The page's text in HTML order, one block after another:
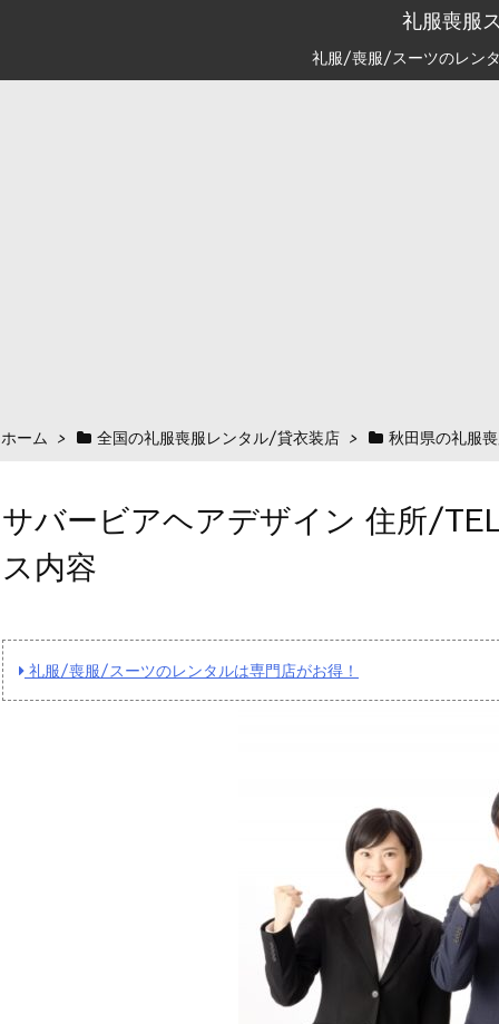
礼服喪服
礼服/喪服/スーツのレン
ホーム > 全国の礼服喪服レンタル/貸衣装店 > 秋田県の礼服
サバービアヘアデザイン 住所/
ス内容
礼服/喪服/スーツのレンタルは専門店がお得！